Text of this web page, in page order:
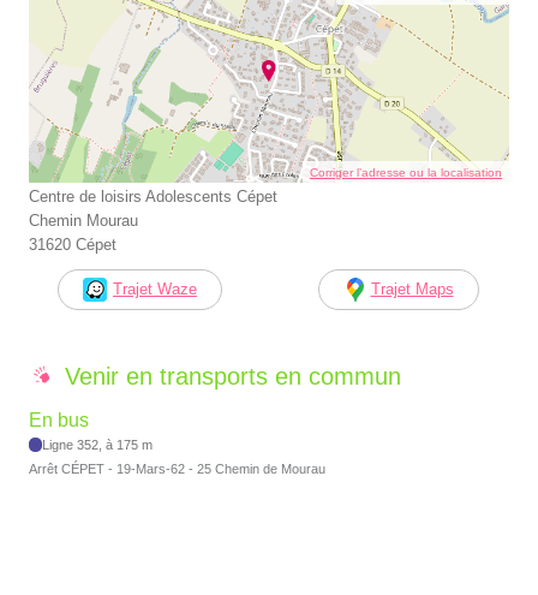
Corriger l’adresse ou la localisation
Centre de loisirs Adolescents Cépet
Chemin Mourau
31620 Cépet
Trajet Waze Trajet Maps
Venir en transports en commun
En bus
Ligne 352, à 175 m
Arrêt CÉPET - 19-Mars-62 - 25 Chemin de Mourau